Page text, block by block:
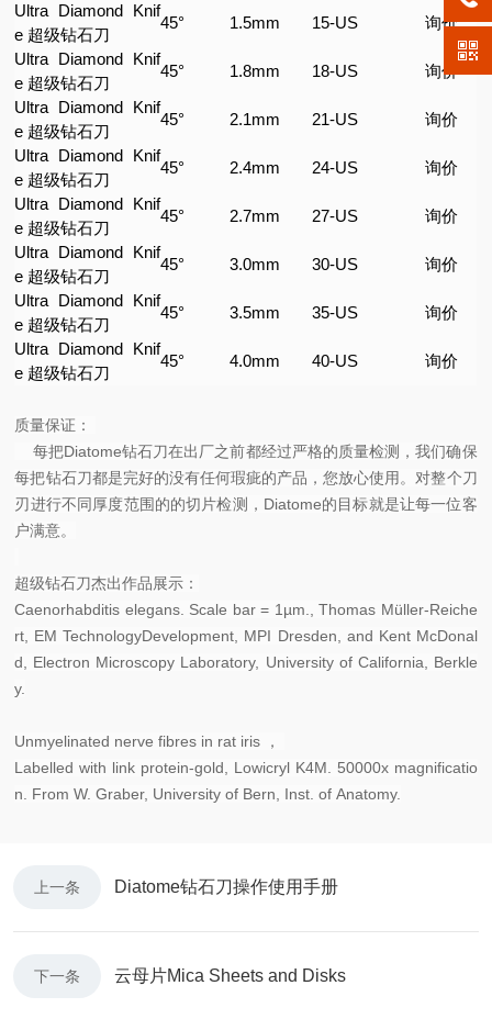
Ultra Diamond Knif
e 超级钻石刀
45° 1.5mm 15-US
询价
Ultra Diamond Knif
e 超级钻石刀
45° 1.8mm 18-US
询价
Ultra Diamond Knif
e 超级钻石刀
45° 2.1mm 21-US
询价
Ultra Diamond Knif
e 超级钻石刀
45° 2.4mm 24-US
询价
Ultra Diamond Knif
e 超级钻石刀
45° 2.7mm 27-US
询价
Ultra Diamond Knif
e 超级钻石刀
45° 3.0mm 30-US
询价
Ultra Diamond Knif
e 超级钻石刀
45° 3.5mm 35-US
询价
Ultra Diamond Knif
e 超级钻石刀
45° 4.0mm 40-US 询价
质量保证：
每把Diatome钻石刀在出厂之前都经过严格的质量检测，我们确保
每把钻石刀都是完好的没有任何瑕疵的产品，您放心使用。对整个刀
刃进行不同厚度范围的的切片检测，Diatome的目标就是让每一位客
户满意。
超级钻石刀杰出作品展示：
Caenorhabditis elegans. Scale bar = 1µm., Thomas Müller-Reiche
rt, EM TechnologyDevelopment, MPI Dresden, and Kent McDonal
d, Electron Microscopy Laboratory, University of California, Berkle
y.
Unmyelinated nerve fibres in rat iris ，
Labelled with link protein-gold, Lowicryl K4M. 50000x magnificatio
n. From W. Graber, University of Bern, Inst. of Anatomy.
上一条 Diatome钻石刀操作使用手册
下一条 云母片Mica Sheets and Disks